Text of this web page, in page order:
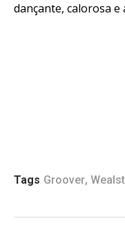
dançante, calorosa
Tags Groover,